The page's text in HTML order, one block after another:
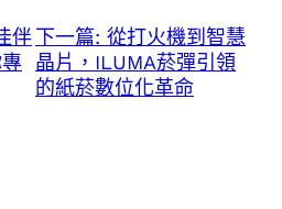
伴下一篇: 從打火機到智慧
晶片，ILUMA菸彈引領
的紙菸數位化革命